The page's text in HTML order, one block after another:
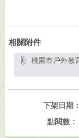
相關附件
下架日期：
點閱數：